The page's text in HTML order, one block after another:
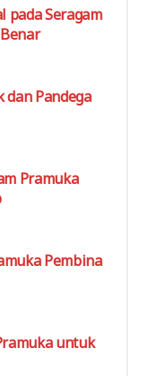
pada Seragam
dan Pandega
Pramuka
Pembina
untuk